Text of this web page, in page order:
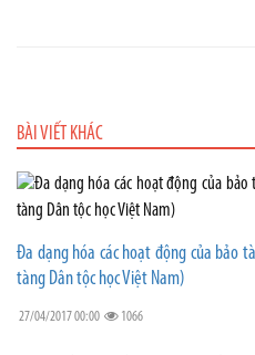
BÀI VIẾT KHÁC
Đa dạng hóa các hoạt động của bảo
tàng Dân tộc học Việt Nam)
27/04/2017 00:00 1066